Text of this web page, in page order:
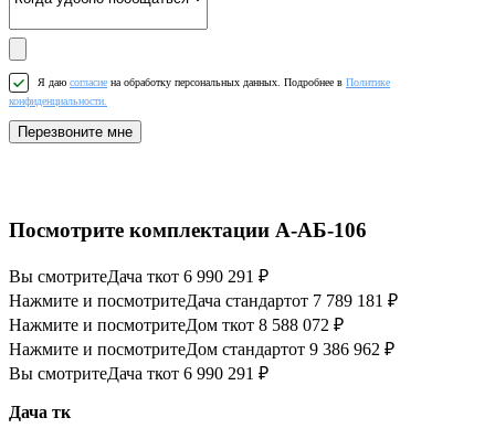
Я даю согласие на обработку персональных данных. Подробнее в Политике
конфиденциальности.
Перезвоните мне
Посмотрите комплектации А-АБ-106
Вы смотритеДача ткот 6 990 291 ₽
Нажмите и посмотритеДача стандартот 7 789 181 ₽
Нажмите и посмотритеДом ткот 8 588 072 ₽
Нажмите и посмотритеДом стандартот 9 386 962 ₽
Вы смотритеДача ткот 6 990 291 ₽
Дача тк